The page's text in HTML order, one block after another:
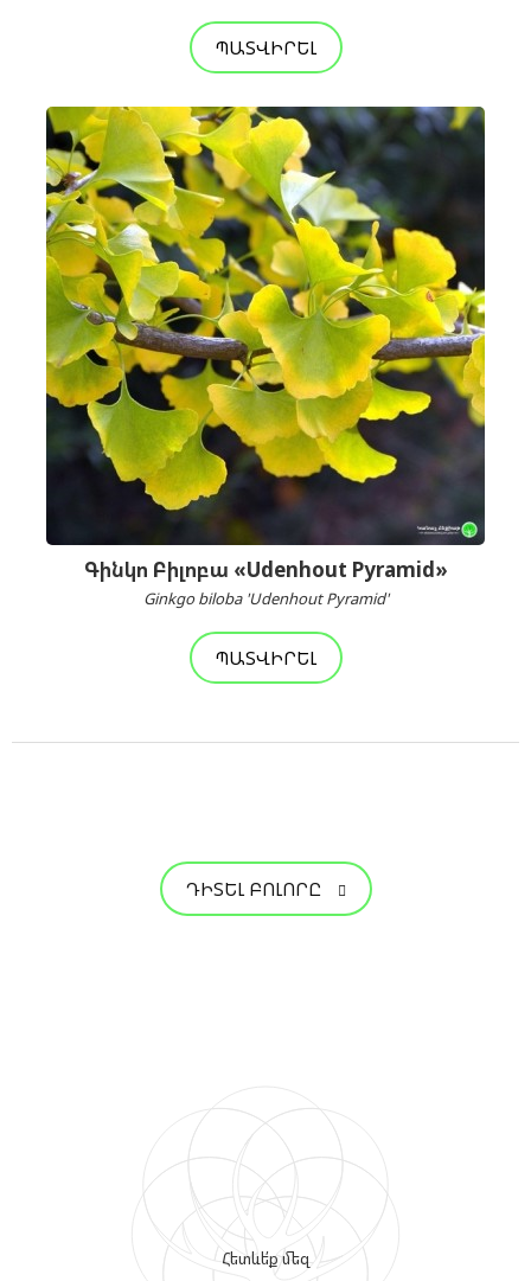
ՊԱՏՎԻՐԵԼ
Գինկո Բիլոբա «Udenhout Pyramid»
Ginkgo biloba 'Udenhout Pyramid'
ՊԱՏՎԻՐԵԼ
ԴԻՏԵԼ ԲՈԼՈՐԸ
Հետևե՛ք մեզ